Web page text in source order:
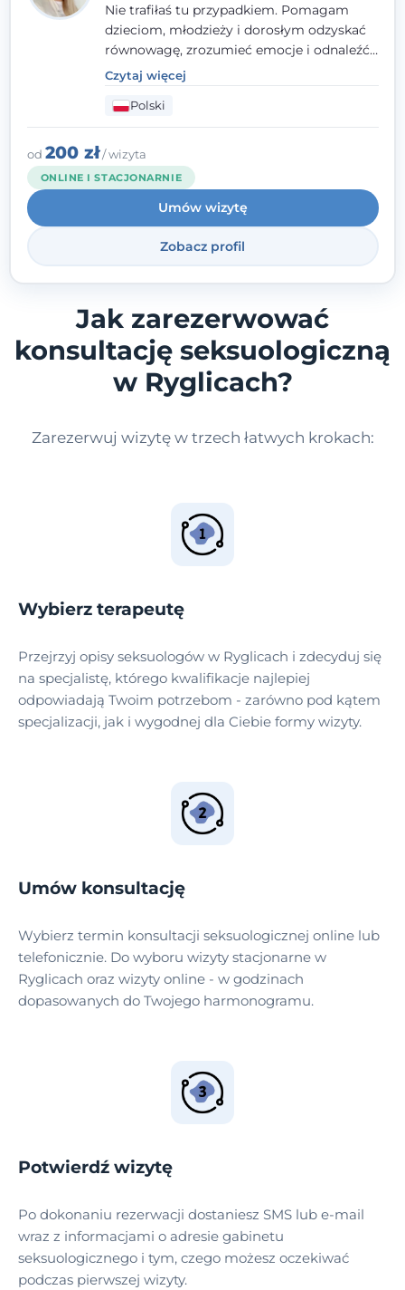
Nie trafiłaś tu przypadkiem. Pomagam
dzieciom, młodzieży i dorosłym odzyskać
równowagę, zrozumieć emocje i odnaleźć
wewnętrzną siłę. Moja droga do
psychologii zaczęła się od życia - pełnego
wyzwań, które nauczyły mnie uważności,
empatii i pokory. Dziś łączę doświadczenie
nauczycielki, psychologa, psychoterapeuty
i seksuologa tworząc bezpieczną
przestrzeń, w której można poczuć spokój i
wsparcie. Nie obiecuję łatwych rozwiązań -
ale mogę obiecać, że będę po Twojej
Czytaj więcej
Polski
od 200 zł/ wizyta
ONLINE I STACJONARNIE
Umów wizytę
Zobacz profil
Jak zarezerwować
konsultację seksuologiczną
w Ryglicach?
Zarezerwuj wizytę w trzech łatwych krokach:
Wybierz terapeutę
Przejrzyj opisy seksuologów w Ryglicach i zdecyduj się
na specjalistę, którego kwalifikacje najlepiej
odpowiadają Twoim potrzebom - zarówno pod kątem
specjalizacji, jak i wygodnej dla Ciebie formy wizyty.
Umów konsultację
Wybierz termin konsultacji seksuologicznej online lub
telefonicznie. Do wyboru wizyty stacjonarne w
Ryglicach oraz wizyty online - w godzinach
dopasowanych do Twojego harmonogramu.
Potwierdź wizytę
Po dokonaniu rezerwacji dostaniesz SMS lub e-mail
wraz z informacjami o adresie gabinetu
seksuologicznego i tym, czego możesz oczekiwać
podczas pierwszej wizyty.